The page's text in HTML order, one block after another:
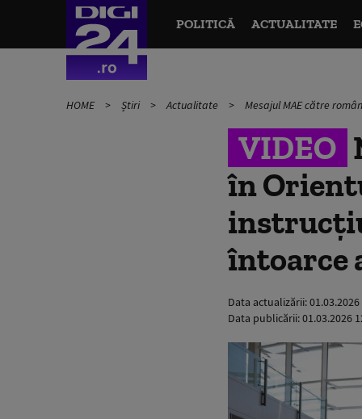
POLITICĂ ACTUALITATE
HOME Știri Actualitate Mesajul MAE către
VIDEO
în
întoarce
Data actualizării:
Data publicării:01.03.2026